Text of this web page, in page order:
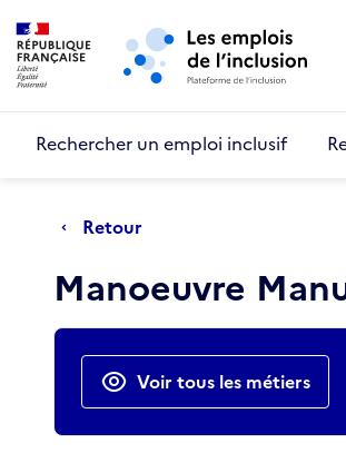
Aller au menu principal
Rechercher un emploi inclusif
Retour
Manoeuvre
Actions rapides
Voir tous les métiers